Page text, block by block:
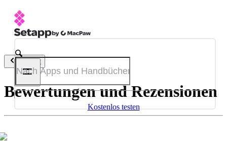
Kostenlos testen
Zurück
Bewertungen und Rezensionen